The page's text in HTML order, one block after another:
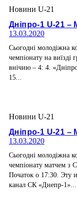
Новини U-21
Дніпро-1 U-21 –
13.03.2020
Сьогодні молодіжна
чемпіонату на
внічию – 4: 4.
15...
Новини U-21
Дніпро-1 U-21 –
13.03.2020
Сьогодні молодіжна
чемпіонату матчем з
Початок о 17:30. Эту
канал СК «Днепр-